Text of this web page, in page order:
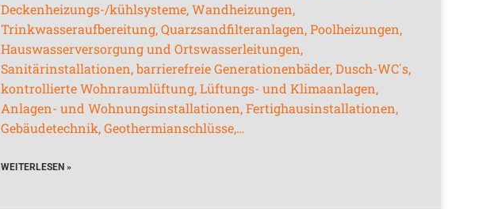
Deckenheizungs-/kühlsysteme, Wandheizungen,
Trinkwasseraufbereitung, Quarzsandfilteranlagen, Poolheizungen,
Hauswasserversorgung und Ortswasserleitungen,
Sanitärinstallationen, barrierefreie Generationenbäder, Dusch-WC´s,
kontrollierte Wohnraumlüftung, Lüftungs- und Klimaanlagen,
Anlagen- und Wohnungsinstallationen, Fertighausinstallationen,
Gebäudetechnik, Geothermianschlüsse,…
WEITERLESEN »